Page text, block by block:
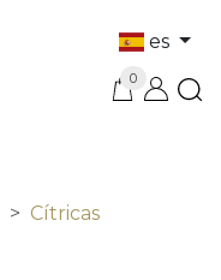
es
0
Cítricas